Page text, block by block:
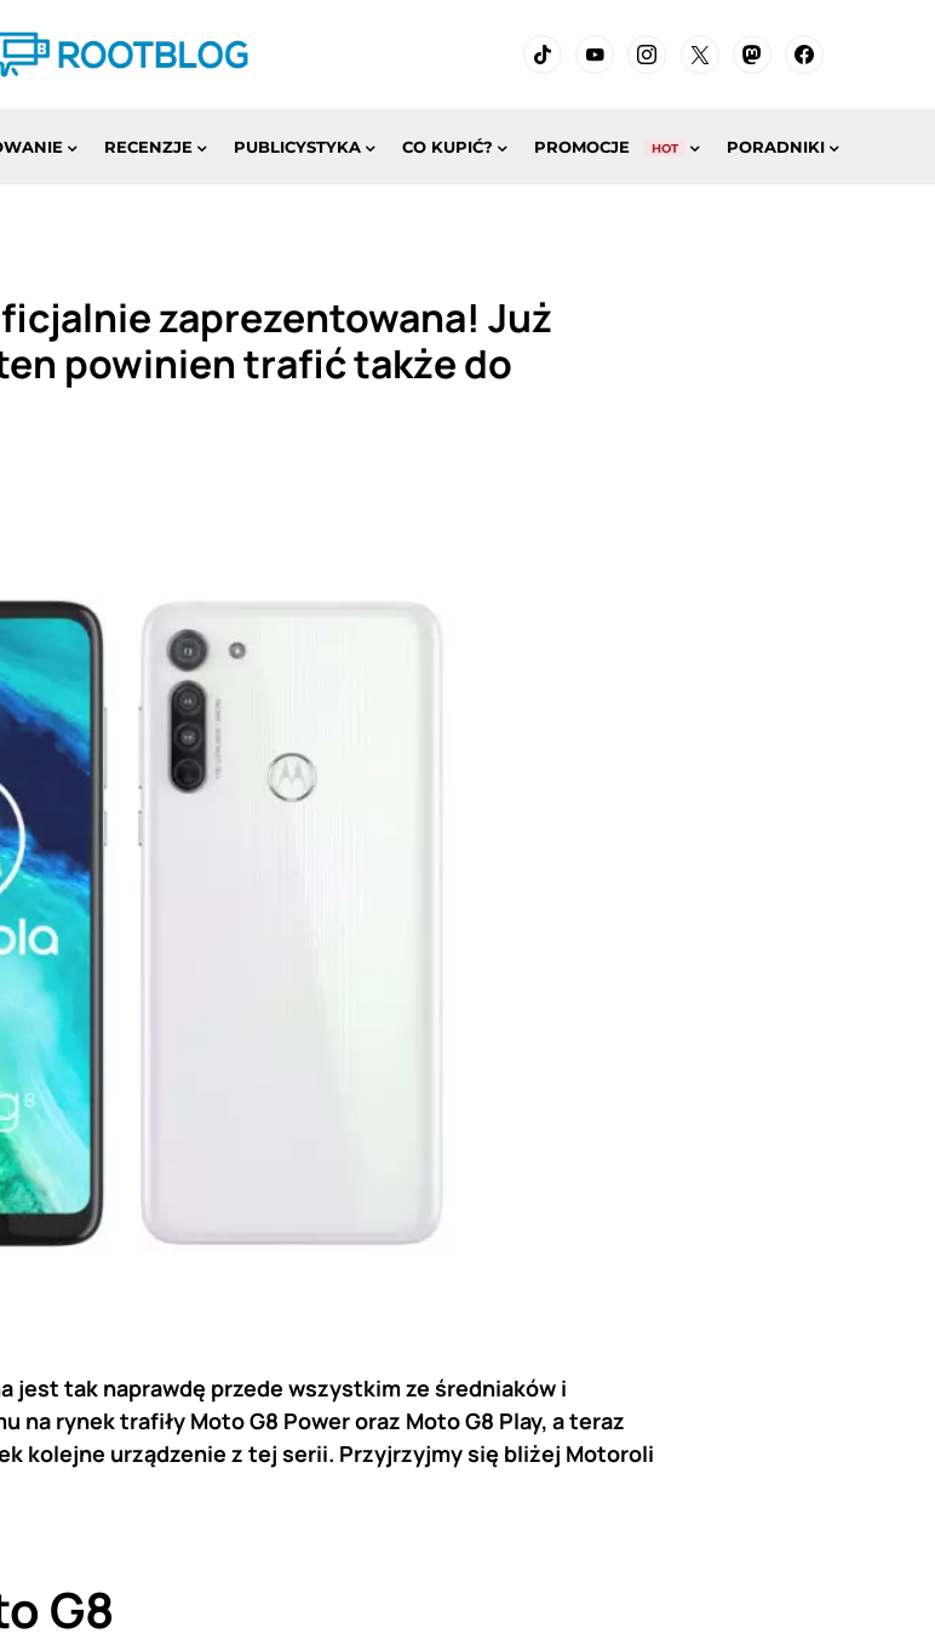
RECENZJE PUBLICYSTYKA CO KUPIĆ? PROMOCJE HOT PORADNIKI
zaprezentowana! Już
powinien trafić także do
jest tak naprawdę przede wszystkim ze średniaków i
na rynek trafiły Moto G8 Power oraz Moto G8 Play, a teraz
kolejne urządzenie z tej serii. Przyjrzyjmy się bliżej Motoroli
G8